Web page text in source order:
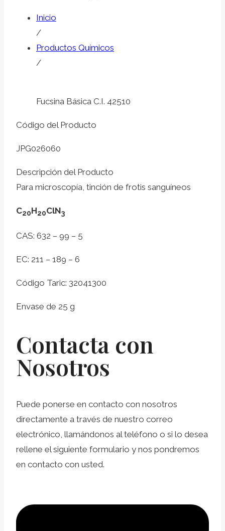
Inicio
/
Productos Químicos
/
Fucsina Básica C.I. 42510
Código del Producto
JPG026060
Descripción del Producto
Para microscopía, tinción de frotis sanguíneos
C20H20ClN3
CAS: 632 – 99 – 5
EC: 211 – 189 – 6
Código Taric: 32041300
Envase de 25 g
Contacta con
Nosotros
Puede ponerse en contacto con nosotros
directamente a través de nuestro correo
electrónico, llamándonos al teléfono o si lo desea
rellene el siguiente formulario y nos pondremos
en contacto con usted.